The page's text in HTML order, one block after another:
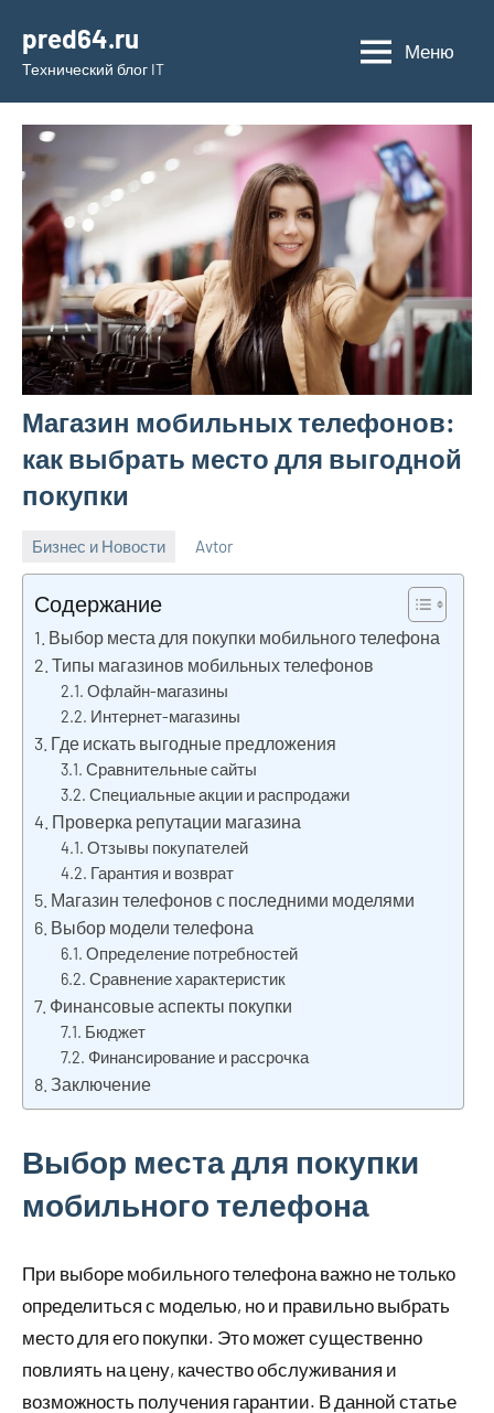
содержимому
pred64.ru
Технический блог IT
Меню
Магазин мобильных телефонов:
как выбрать место для выгодной
покупки
Бизнес и Новости
2025
Avtor
Содержание
Выбор места для покупки мобильного телефона
Типы магазинов мобильных телефонов
Офлайн-магазины
Интернет-магазины
Где искать выгодные предложения
Сравнительные сайты
Специальные акции и распродажи
Проверка репутации магазина
Отзывы покупателей
Гарантия и возврат
Магазин телефонов с последними моделями
Выбор модели телефона
Определение потребностей
Сравнение характеристик
Финансовые аспекты покупки
Бюджет
Финансирование и рассрочка
Заключение
Выбор места для покупки
мобильного телефона
При выборе мобильного телефона важно не только
определиться с моделью, но и правильно выбрать
место для его покупки. Это может существенно
повлиять на цену, качество обслуживания и
возможность получения гарантии. В данной статье